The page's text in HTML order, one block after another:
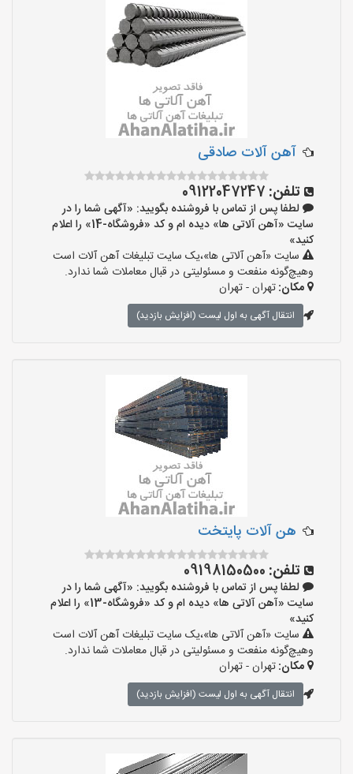
آهن آلات صادقی
تلفن: 09122047247
لطفا پس از تماس با فروشنده بگویید: «آگهی شما را در
سایت «آهن آلاتی ها» دیده ام و کد «فروشگاه-14» را اعلام
کنید»
سایت «آهن آلاتی ها»،یک سایت تبلیغات آهن آلات است
وهیچ‌گونه منفعت و مسئولیتی در قبال معاملات شما ندارد.
مکان:تهران - تهران
انتقال آگهی به اول لیست (افزایش بازدید)
هن آلات پایتخت
تلفن: 09198150500
لطفا پس از تماس با فروشنده بگویید: «آگهی شما را در
سایت «آهن آلاتی ها» دیده ام و کد «فروشگاه-13» را اعلام
کنید»
سایت «آهن آلاتی ها»،یک سایت تبلیغات آهن آلات است
وهیچ‌گونه منفعت و مسئولیتی در قبال معاملات شما ندارد.
مکان:تهران - تهران
انتقال آگهی به اول لیست (افزایش بازدید)